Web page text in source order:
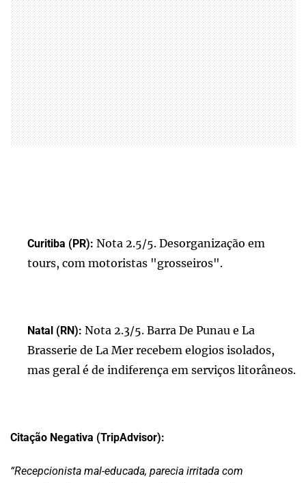
Curitiba (PR): Nota 2.5/5. Desorganização em
tours, com motoristas "grosseiros".
Natal (RN): Nota 2.3/5. Barra De Punau e La
Brasserie de La Mer recebem elogios isolados,
mas geral é de indiferença em serviços litorâneos.
Citação Negativa (TripAdvisor):
“Recepcionista mal-educada, parecia irritada com